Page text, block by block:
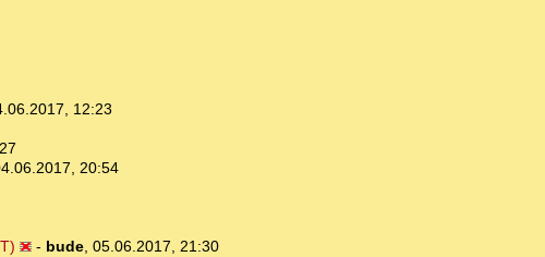
12:23
20:54
- bude, 05.06.2017, 21:30